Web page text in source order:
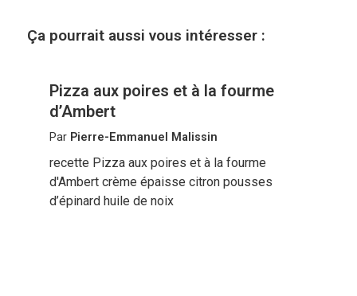
Ça pourrait aussi vous intéresser :
Pizza aux poires et à la fourme
d’Ambert
Par Pierre-Emmanuel Malissin
recette Pizza aux poires et à la fourme
d'Ambert crème épaisse citron pousses
d’épinard huile de noix